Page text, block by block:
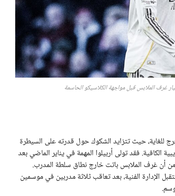
غرف الملابس قبل مواجهة الكلاسيكو الحاسمة
للغاية، حيث تتزايد الشكوك حول قدرته على السيطرة
فقد تولى أربيلوا المهمة في يناير الماضي بعد
من أن غرف الملابس باتت خارج نطاق سلطة المدرب.
الإدارة الفنية، بعد تعاقب ثلاثة مدربين في موسمين